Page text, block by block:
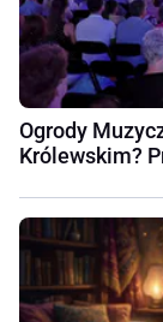
Ogrody
Królewskim?